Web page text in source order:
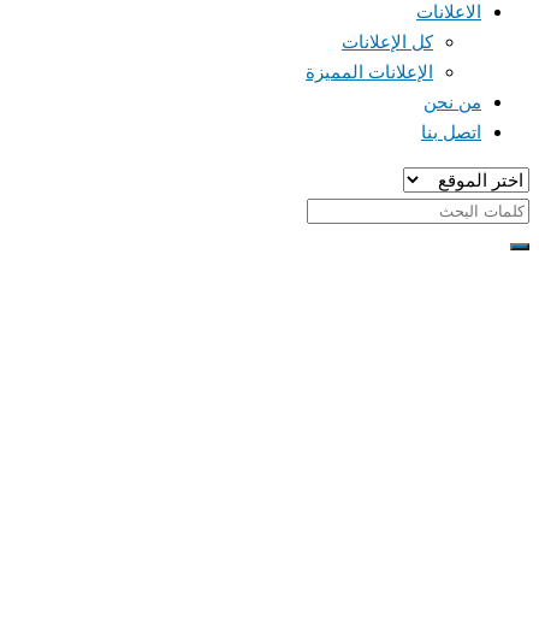
الاعلانات
كل الإعلانات
الإعلانات المميزة
من نحن
اتصل بنا